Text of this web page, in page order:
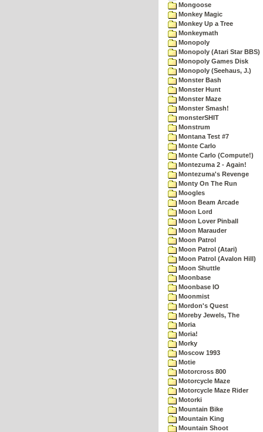
Mongoose
Monkey Magic
Monkey Up a Tree
Monkeymath
Monopoly
Monopoly (Atari Star BBS)
Monopoly Games Disk
Monopoly (Seehaus, J.)
Monster Bash
Monster Hunt
Monster Maze
Monster Smash!
monsterSHIT
Monstrum
Montana Test #7
Monte Carlo
Monte Carlo (Compute!)
Montezuma 2 - Again!
Montezuma's Revenge
Monty On The Run
Moogles
Moon Beam Arcade
Moon Lord
Moon Lover Pinball
Moon Marauder
Moon Patrol
Moon Patrol (Atari)
Moon Patrol (Avalon Hill)
Moon Shuttle
Moonbase
Moonbase IO
Moonmist
Mordon's Quest
Moreby Jewels, The
Moria
Moria!
Morky
Moscow 1993
Motie
Motorcross 800
Motorcycle Maze
Motorcycle Maze Rider
Motorki
Mountain Bike
Mountain King
Mountain Shoot